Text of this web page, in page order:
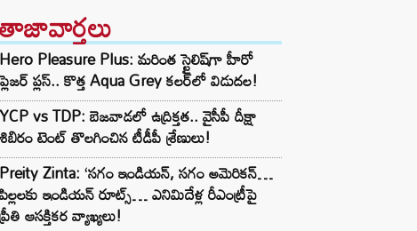
తాజావార్తలు
Hero Pleasure Plus: మరింత స్టైలిష్‌గా హీరో
ప్లెజర్ ప్లస్.. కొత్త Aqua Grey కలర్‌లో విడుదల!
YCP vs TDP: బెజవాడలో ఉద్రిక్తత.. వైసీపీ దీక్షా
శిబిరం టెంట్ తొలగించిన టీడీపీ శ్రేణులు!
Preity Zinta: ‘సగం ఇండియన్, సగం అమెరికన్…
పిల్లలకు ఇండియన్ రూట్స్… ఎనిమిదేళ్ల రీఎంట్రీపై
ప్రీతి ఆసక్తికర వ్యాఖ్యలు!